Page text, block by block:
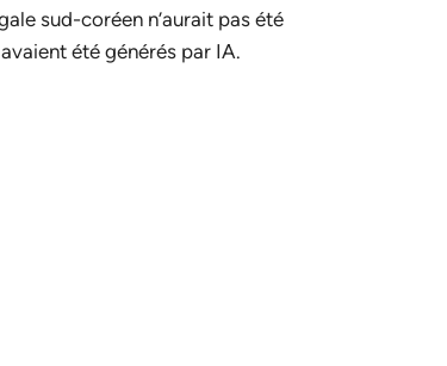
sud-coréen n’aurait pas été
été générés par IA.